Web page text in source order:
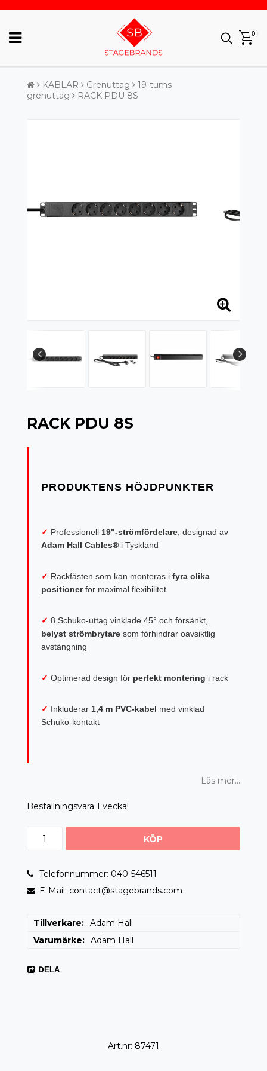
0
KABLAR Grenuttag
19-tums
grenuttag
RACK PDU 8S
RACK PDU 8S
✓ Professionell 19"-strömfördelare , designad av
Adam Hall Cables® i Tyskland
✓ Rackfästen som kan monteras i fyra olika
positionerför maximal flexibilitet
✓ 8 Schuko-uttag vinklade 45° och försänkt,
belyst strömbrytare som förhindrar oavsiktlig
avstängning
✓ Optimerad design för perfekt montering i rack
✓ Inkluderar 1,4 m PVC-kabel med vinklad
Schuko-kontakt
Läs mer...
Beställningsvara 1 vecka!
KÖP
Telefonnummer: 040-546511
E-Mail: contact@stagebrands.com
Tillverkare
Adam Hall
Varumärke
Adam Hall
DELA
Art.nr: 87471